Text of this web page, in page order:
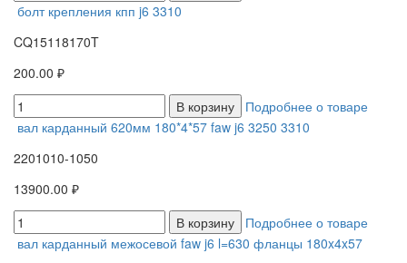
болт крепления кпп j6 3310
CQ15118170T
200.00 ₽
В корзину
Подробнее о товаре
вал карданный 620мм 180*4*57 faw j6 3250 3310
2201010-1050
13900.00 ₽
В корзину
Подробнее о товаре
вал карданный межосевой faw j6 l=630 фланцы 180x4x57